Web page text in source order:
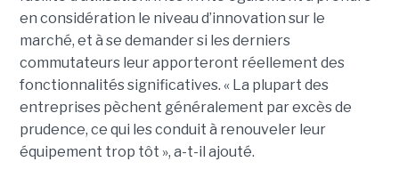
en considération le niveau d’innovation sur le
marché, et à se demander si les derniers
commutateurs leur apporteront réellement des
fonctionnalités significatives. « La plupart des
entreprises pèchent généralement par excès de
prudence, ce qui les conduit à renouveler leur
équipement trop tôt », a-t-il ajouté.